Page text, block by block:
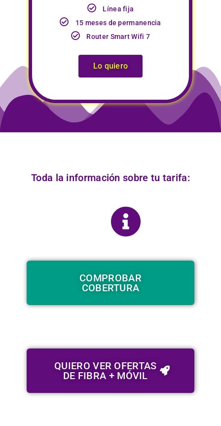
Línea fija
15 meses de permanencia
Router Smart Wifi 7
Lo quiero
Toda la información sobre tu tarifa:
COMPROBAR
COBERTURA
QUIERO VER OFERTAS
DE FIBRA + MÓVIL